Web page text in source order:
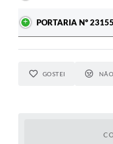
PORTARIA Nº
GOSTEI